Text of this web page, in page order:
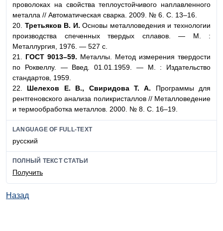
проволоках на свойства теплоустойчивого наплавленного
металла // Автоматическая сварка. 2009. № 6. С. 13–16.
20. Третьяков В. И. Основы металловедения и технологии
производства спеченных твердых сплавов. — М. :
Металлургия, 1976. — 527 с.
21. ГОСТ 9013–59. Металлы. Метод измерения твердости
по Роквеллу. — Введ. 01.01.1959. — М. : Издательство
стандартов, 1959.
22. Шелехов Е. В., Свиридова Т. А. Программы для
рентгеновского анализа поликристаллов // Металловедение
и термообработка металлов. 2000. № 8. С. 16–19.
LANGUAGE OF FULL-TEXT
русский
ПОЛНЫЙ ТЕКСТ СТАТЬИ
Получить
Назад